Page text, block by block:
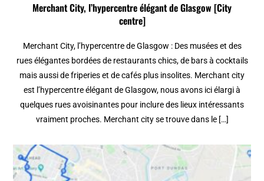
Merchant City, l’hypercentre élégant de Glasgow [City
centre]
Merchant City, l’hypercentre de Glasgow : Des musées et des
rues élégantes bordées de restaurants chics, de bars à cocktails
mais aussi de friperies et de cafés plus insolites. Merchant city
est l’hypercentre élégant de Glasgow, nous avons ici élargi à
quelques rues avoisinantes pour inclure des lieux intéressants
vraiment proches. Merchant city se trouve dans le […]